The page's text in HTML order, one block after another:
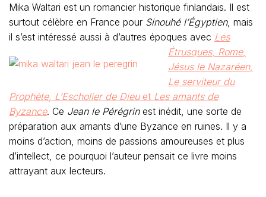
Mika Waltari est un romancier historique finlandais. Il est
surtout célèbre en France pour Sinouhé l’Égyptien, mais
il s’est intéressé aussi à d’autres époques avec Les
Étrusques, Rome,
Jésus le Nazaréen,
Le serviteur du
Prophète, L’Escholier de Dieuet Les amants de
Byzance. Ce Jean le Pérégrin est inédit, une sorte de
préparation aux amants d’une Byzance en ruines. Il y a
moins d’action, moins de passions amoureuses et plus
d’intellect, ce pourquoi l’auteur pensait ce livre moins
attrayant aux lecteurs.